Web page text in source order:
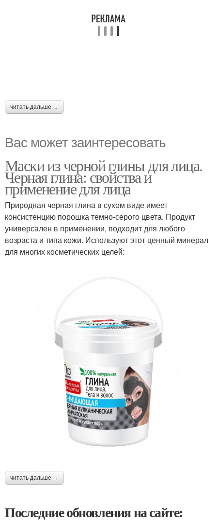
читать дальше →
Вас может заинтересовать
Маски из черной глины для лица.
Черная глина: свойства и
применение для лица
Природная черная глина в сухом виде имеет
консистенцию порошка темно-серого цвета. Продукт
универсален в применении, подходит для любого
возраста и типа кожи. Используют этот ценный минерал
для многих косметических целей:
читать дальше →
Последние обновления на сайте: